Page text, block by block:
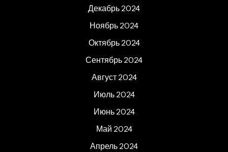
Декабрь 2024
Ноябрь 2024
Октябрь 2024
Сентябрь 2024
Август 2024
Июль 2024
Июнь 2024
Май 2024
Апрель 2024